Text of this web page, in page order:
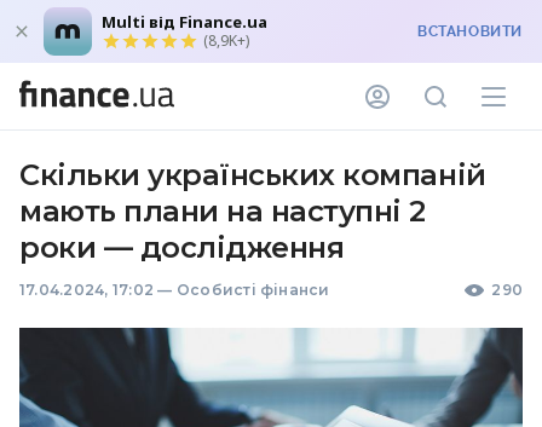
Multi від Finance.ua
(8,9K+) ВСТАНОВИТИ
Скільки українських компаній
мають плани на наступні 2
роки — дослідження
17.04.2024, 17:02 — Особисті фінанси 290